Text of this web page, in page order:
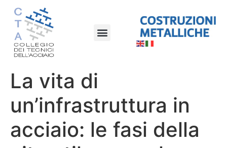
La vita di
un’infrastruttura in
acciaio: le fasi della